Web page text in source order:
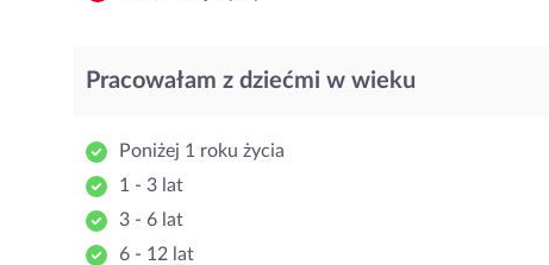
Pracowałam z dziećmi w wieku
Poniżej 1 roku życia
1 - 3 lat
3 - 6 lat
6 - 12 lat